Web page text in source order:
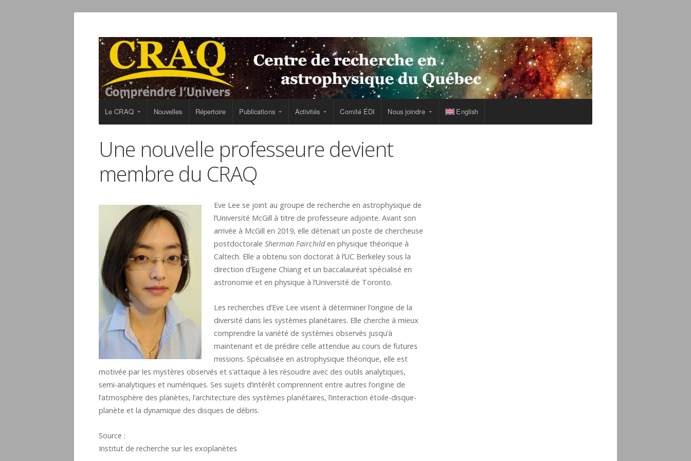
Le CRAQ Nouvelles Répertoire Publications Activités Comité ÉDI Nous joindre English
Une nouvelle professeure devient
membre du CRAQ
Eve Lee se joint au groupe de recherche en astrophysique de
l’Université McGill à titre de professeure adjointe. Avant son
arrivée à McGill en 2019, elle détenait un poste de chercheuse
postdoctorale Sherman Fairchilden physique théorique à
Caltech. Elle a obtenu son doctorat à l’UC Berkeley sous la
direction d’Eugene Chiang et un baccalauréat spécialisé en
astronomie et en physique à l’Université de Toronto.
Les recherches d’Eve Lee visent à déterminer l’origine de la
diversité dans les systèmes planétaires. Elle cherche à mieux
comprendre la variété de systèmes observés jusqu’à
maintenant et de prédire celle attendue au cours de futures
missions. Spécialisée en astrophysique théorique, elle est
motivée par les mystères observés et s’attaque à les résoudre avec des outils analytiques,
semi-analytiques et numériques. Ses sujets d’intérêt comprennent entre autres l’origine de
l’atmosphère des planètes, l’architecture des systèmes planétaires, l’interaction étoile-disque-
planète et la dynamique des disques de débris.
Source :
Institut de recherche sur les exoplanètes